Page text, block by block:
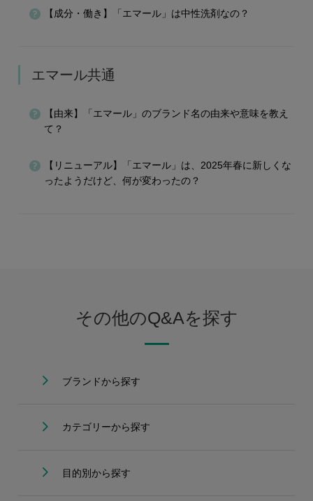
【成分・働き】「エマール」は中性洗剤なの？
エマール共通
【由来】「エマール」のブランド名の由来や意味を教え
て？
【リニューアル】「エマール」は、2025年春に新しくな
ったようだけど、何が変わったの？
その他のQ&Aを探す
ブランドから探す
カテゴリーから探す
目的別から探す